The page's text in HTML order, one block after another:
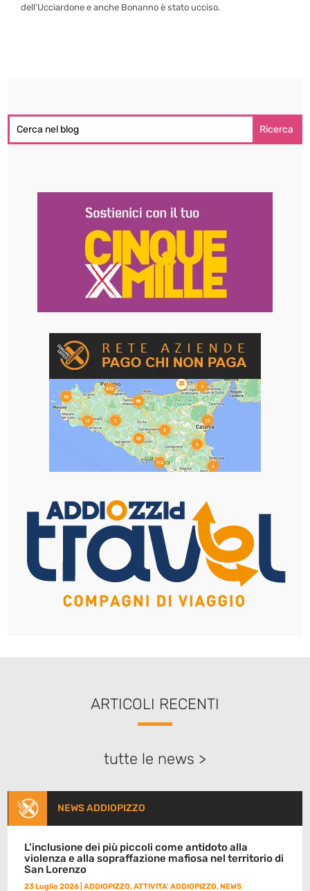
dell’Ucciardone e anche Bonanno è stato ucciso.
ARTICOLI RECENTI
tutte le news >
NEWS ADDIOPIZZO
L’inclusione dei più piccoli come antidoto alla
violenza e alla sopraffazione mafiosa nel territorio di
San Lorenzo
23 Luglio 2026 |ADDIOPIZZO,ATTIVITA' ADDIOPIZZO,NEWS